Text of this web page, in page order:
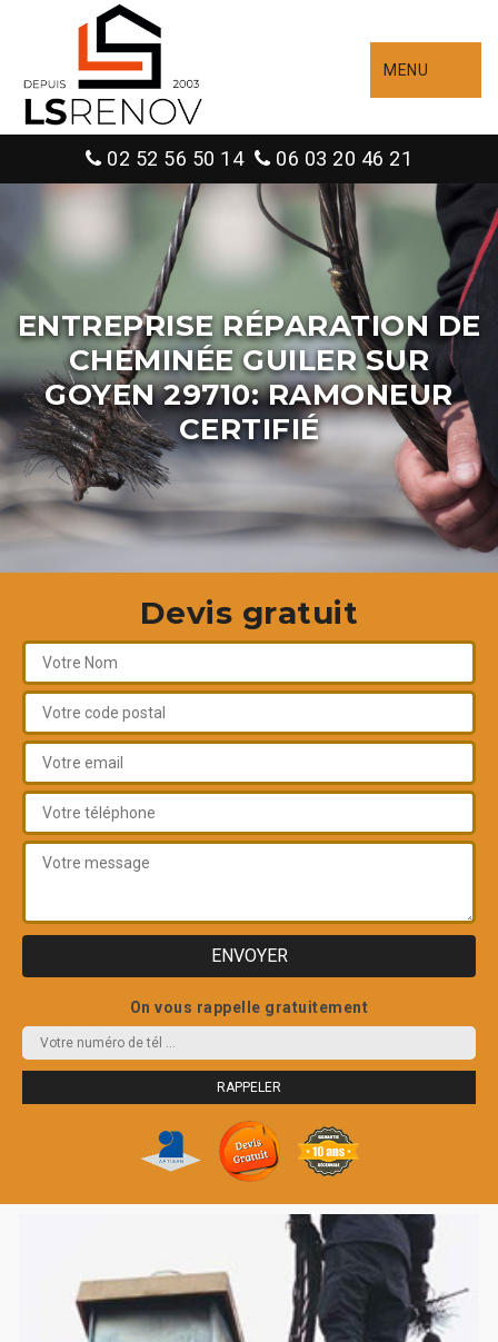
MENU
02 52 56 50 14 06 03 20 46 21
ENTREPRISE RÉPARATION DE
CHEMINÉE GUILER SUR
GOYEN 29710: RAMONEUR
CERTIFIÉ
Devis gratuit
On vous rappelle gratuitement